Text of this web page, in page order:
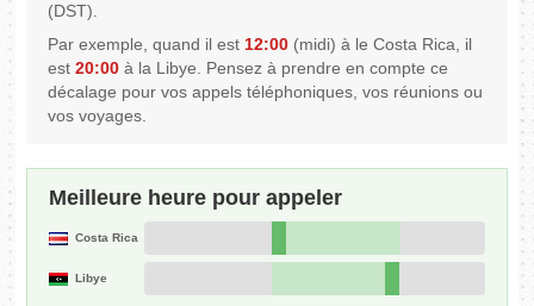
(DST).
Par exemple, quand il est12:00 (midi) à le Costa Rica, il
est20:00 à la Libye. Pensez à prendre en compte ce
décalage pour vos appels téléphoniques, vos réunions ou
vos voyages.
Meilleure heure pour appeler
Costa Rica
Libye